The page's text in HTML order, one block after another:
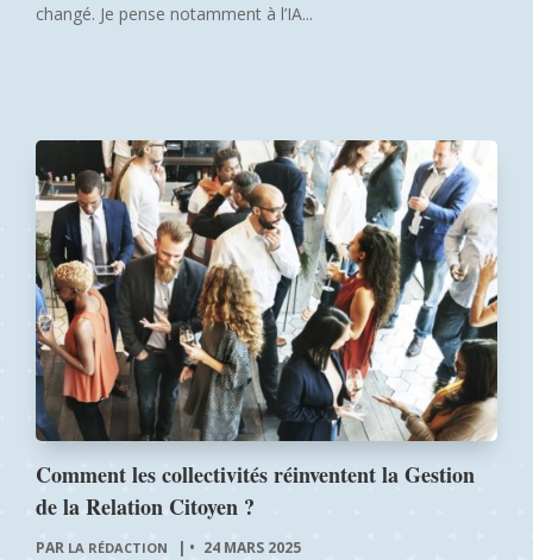
changé. Je pense notamment à l’IA...
Comment les collectivités réinventent la Gestion
de la Relation Citoyen ?
PAR LA RÉDACTION | 24 MARS 2025